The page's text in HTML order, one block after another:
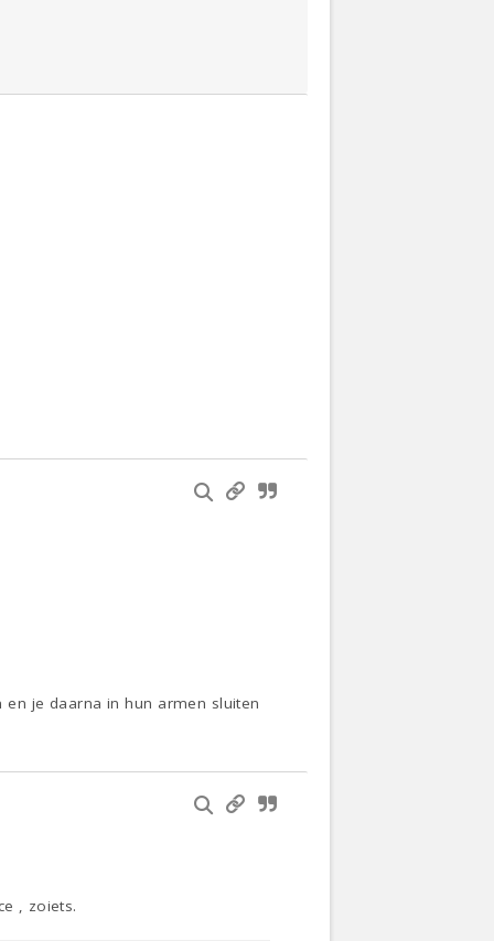
je daarna in hun armen sluiten
, zoiets.